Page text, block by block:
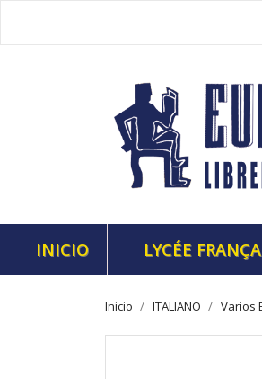
INICIO LYCÉE
Inicio ITALIANO Varios